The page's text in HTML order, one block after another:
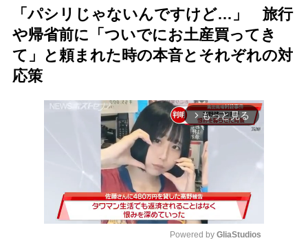
「パシリじゃないんですけど…」 旅行
や帰省前に「ついでにお土産買ってき
て」と頼まれた時の本音とそれぞれの対
応策
arrow_forward_ios もっと見る
Powered by GliaStudios